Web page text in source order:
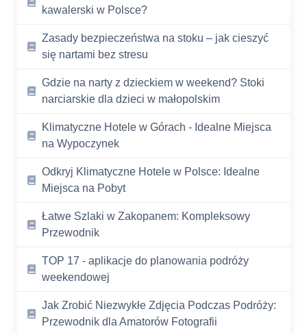
kawalerski w Polsce?
Zasady bezpieczeństwa na stoku – jak cieszyć
się nartami bez stresu
Gdzie na narty z dzieckiem w weekend? Stoki
narciarskie dla dzieci w małopolskim
Klimatyczne Hotele w Górach - Idealne Miejsca
na Wypoczynek
Odkryj Klimatyczne Hotele w Polsce: Idealne
Miejsca na Pobyt
Łatwe Szlaki w Zakopanem: Kompleksowy
Przewodnik
TOP 17 - aplikacje do planowania podróży
weekendowej
Jak Zrobić Niezwykłe Zdjęcia Podczas Podróży:
Przewodnik dla Amatorów Fotografii